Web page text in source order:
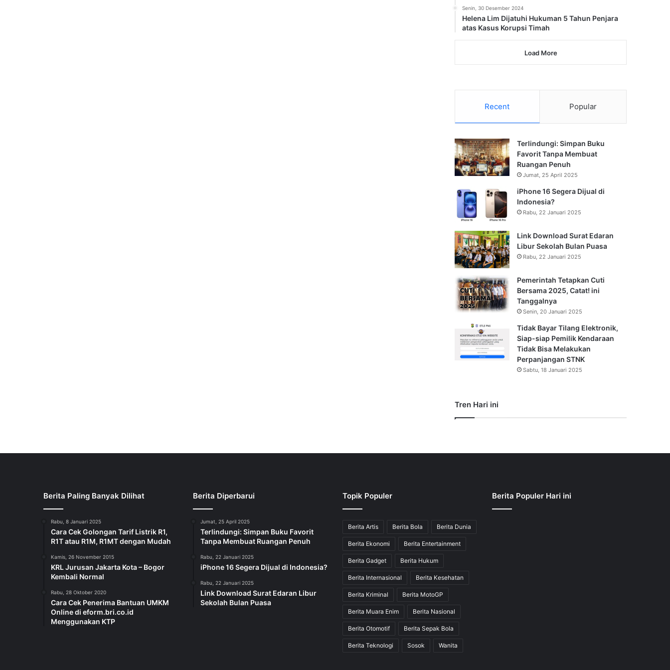
Senin, 30 Desember 2024
Helena Lim Dijatuhi Hukuman 5 Tahun Penjara
atas Kasus Korupsi Timah
Load More
Recent Popular
Terlindungi: Simpan Buku
Favorit Tanpa Membuat
Ruangan Penuh
Jumat, 25 April 2025
iPhone 16 Segera Dijual di
Indonesia?
Rabu, 22 Januari 2025
Link Download Surat Edaran
Libur Sekolah Bulan Puasa
Rabu, 22 Januari 2025
Pemerintah Tetapkan Cuti
Bersama 2025, Catat! ini
Tanggalnya
Senin, 20 Januari 2025
Tidak Bayar Tilang Elektronik,
Siap-siap Pemilik Kendaraan
Tidak Bisa Melakukan
Perpanjangan STNK
Sabtu, 18 Januari 2025
Tren Hari ini
Berita Paling Banyak Dilihat
Rabu, 8 Januari 2025
Cara Cek Golongan Tarif Listrik R1,
R1T atau R1M, R1MT dengan Mudah
Kamis, 26 November 2015
KRL Jurusan Jakarta Kota – Bogor
Kembali Normal
Rabu, 28 Oktober 2020
Cara Cek Penerima Bantuan UMKM
Online di eform.bri.co.id
Menggunakan KTP
Berita Diperbarui
Jumat, 25 April 2025
Terlindungi: Simpan Buku Favorit
Tanpa Membuat Ruangan Penuh
Rabu, 22 Januari 2025
iPhone 16 Segera Dijual di Indonesia?
Rabu, 22 Januari 2025
Link Download Surat Edaran Libur
Sekolah Bulan Puasa
Topik Populer
Berita Artis Berita Bola Berita Dunia
Berita Ekonomi Berita Entertainment
Berita Gadget Berita Hukum
Berita Internasional Berita Kesehatan
Berita Kriminal Berita MotoGP
Berita Muara Enim Berita Nasional
Berita Otomotif Berita Sepak Bola
Berita Teknologi Sosok Wanita
Berita Populer Hari ini